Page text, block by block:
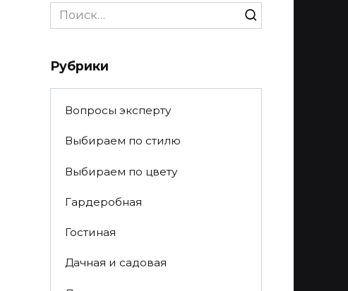
Search
for:
Рубрики
Вопросы эксперту
Выбираем по стилю
Выбираем по цвету
Гардеробная
Гостиная
Дачная и садовая